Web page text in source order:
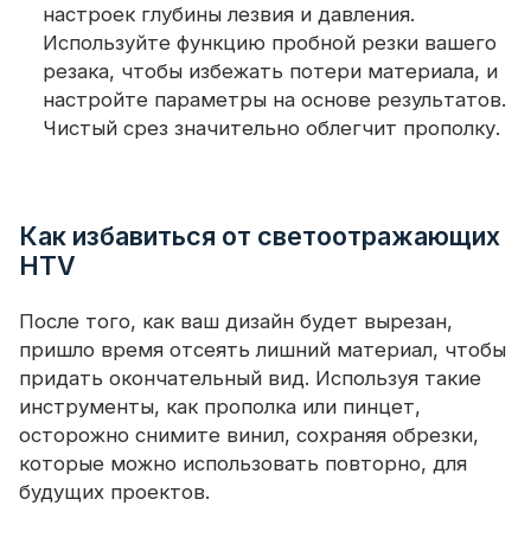
настроек глубины лезвия и давления.
Используйте функцию пробной резки вашего
резака, чтобы избежать потери материала, и
настройте параметры на основе результатов.
Чистый срез значительно облегчит прополку.
Как избавиться от светоотражающих
HTV
После того, как ваш дизайн будет вырезан,
пришло время отсеять лишний материал, чтобы
придать окончательный вид. Используя такие
инструменты, как прополка или пинцет,
осторожно снимите винил, сохраняя обрезки,
которые можно использовать повторно, для
будущих проектов.